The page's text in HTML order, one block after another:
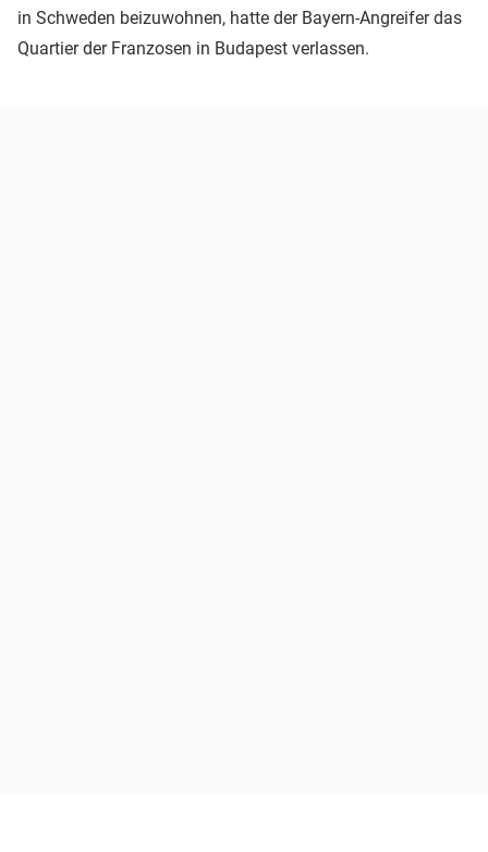
in Schweden beizuwohnen, hatte der Bayern-Angreifer das
Quartier der Franzosen in Budapest verlassen.